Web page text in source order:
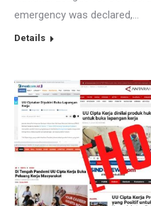
emergency was declared,…
Details